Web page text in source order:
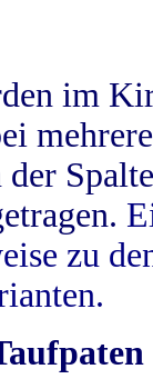
im
zu